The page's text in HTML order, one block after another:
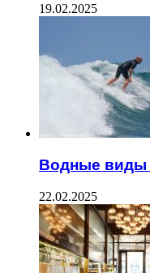
19.02.2025
Водные виды
22.02.2025